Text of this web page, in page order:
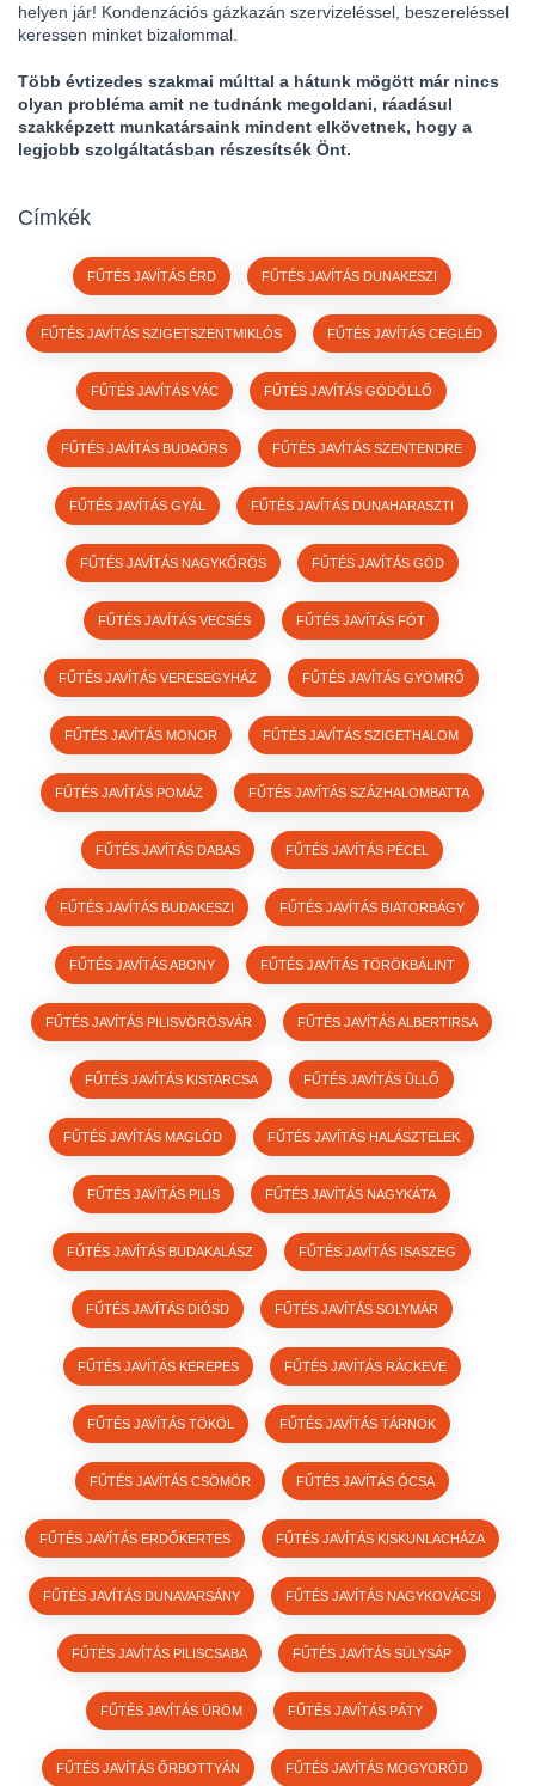
helyen jár! Kondenzációs gázkazán szervizeléssel, beszereléssel
keressen minket bizalommal.
Több évtizedes szakmai múlttal a hátunk mögött már nincs
olyan probléma amit ne tudnánk megoldani, ráadásul
szakképzett munkatársaink mindent elkövetnek, hogy a
legjobb szolgáltatásban részesítsék Önt.
Címkék
FŰTÉS JAVÍTÁS ÉRD FŰTÉS JAVÍTÁS DUNAKESZI
FŰTÉS JAVÍTÁS SZIGETSZENTMIKLÓS FŰTÉS JAVÍTÁS CEGLÉD
FŰTÉS JAVÍTÁS VÁC FŰTÉS JAVÍTÁS GÖDÖLLŐ
FŰTÉS JAVÍTÁS BUDAÖRS FŰTÉS JAVÍTÁS SZENTENDRE
FŰTÉS JAVÍTÁS GYÁL FŰTÉS JAVÍTÁS DUNAHARASZTI
FŰTÉS JAVÍTÁS NAGYKŐRÖS FŰTÉS JAVÍTÁS GÖD
FŰTÉS JAVÍTÁS VECSÉS FŰTÉS JAVÍTÁS FÓT
FŰTÉS JAVÍTÁS VERESEGYHÁZ FŰTÉS JAVÍTÁS GYÖMRŐ
FŰTÉS JAVÍTÁS MONOR FŰTÉS JAVÍTÁS SZIGETHALOM
FŰTÉS JAVÍTÁS POMÁZ FŰTÉS JAVÍTÁS SZÁZHALOMBATTA
FŰTÉS JAVÍTÁS DABAS FŰTÉS JAVÍTÁS PÉCEL
FŰTÉS JAVÍTÁS BUDAKESZI FŰTÉS JAVÍTÁS BIATORBÁGY
FŰTÉS JAVÍTÁS ABONY FŰTÉS JAVÍTÁS TÖRÖKBÁLINT
FŰTÉS JAVÍTÁS PILISVÖRÖSVÁR FŰTÉS JAVÍTÁS ALBERTIRSA
FŰTÉS JAVÍTÁS KISTARCSA FŰTÉS JAVÍTÁS ÜLLŐ
FŰTÉS JAVÍTÁS MAGLÓD FŰTÉS JAVÍTÁS HALÁSZTELEK
FŰTÉS JAVÍTÁS PILIS FŰTÉS JAVÍTÁS NAGYKÁTA
FŰTÉS JAVÍTÁS BUDAKALÁSZ FŰTÉS JAVÍTÁS ISASZEG
FŰTÉS JAVÍTÁS DIÓSD FŰTÉS JAVÍTÁS SOLYMÁR
FŰTÉS JAVÍTÁS KEREPES FŰTÉS JAVÍTÁS RÁCKEVE
FŰTÉS JAVÍTÁS TÖKÖL FŰTÉS JAVÍTÁS TÁRNOK
FŰTÉS JAVÍTÁS CSÖMÖR FŰTÉS JAVÍTÁS ÓCSA
FŰTÉS JAVÍTÁS ERDŐKERTES FŰTÉS JAVÍTÁS KISKUNLACHÁZA
FŰTÉS JAVÍTÁS DUNAVARSÁNY FŰTÉS JAVÍTÁS NAGYKOVÁCSI
FŰTÉS JAVÍTÁS PILISCSABA FŰTÉS JAVÍTÁS SÜLYSÁP
FŰTÉS JAVÍTÁS ÜRÖM FŰTÉS JAVÍTÁS PÁTY
FŰTÉS JAVÍTÁS ŐRBOTTYÁN FŰTÉS JAVÍTÁS MOGYORÓD